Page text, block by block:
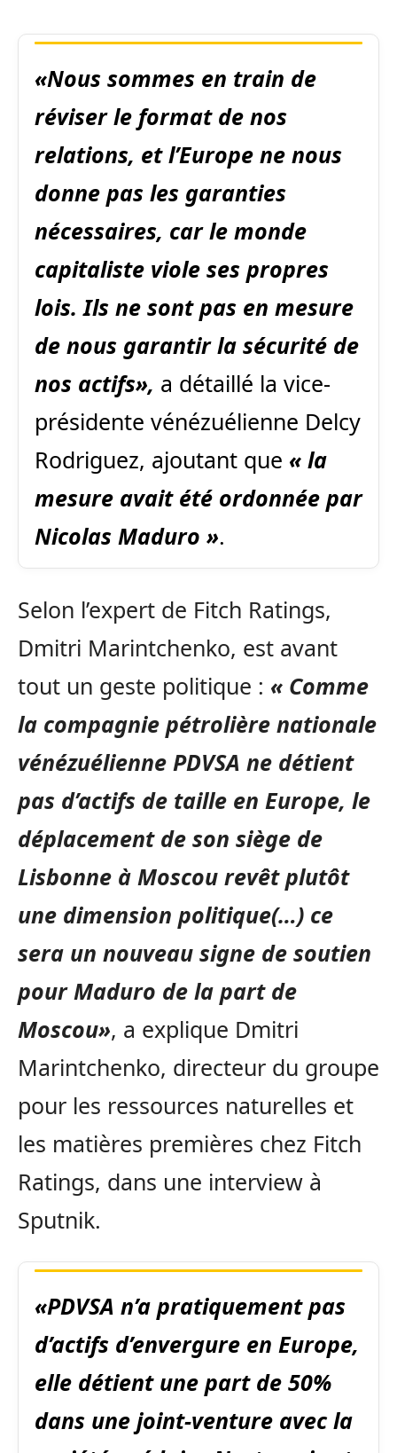
«Nous sommes en train de
réviser le format de nos
relations, et l’Europe ne nous
donne pas les garanties
nécessaires, car le monde
capitaliste viole ses propres
lois. Ils ne sont pas en mesure
de nous garantir la sécurité de
nos actifs», a détaillé la vice-
présidente vénézuélienne Delcy
Rodriguez, ajoutant que « la
mesure avait été ordonnée par
Nicolas Maduro ».
Selon l’expert de Fitch Ratings,
Dmitri Marintchenko, est avant
tout un geste politique : « Comme
la compagnie pétrolière nationale
vénézuélienne PDVSA ne détient
pas d’actifs de taille en Europe, le
déplacement de son siège de
Lisbonne à Moscou revêt plutôt
une dimension politique(…) ce
sera un nouveau signe de soutien
pour Maduro de la part de
Moscou», a explique Dmitri
Marintchenko, directeur du groupe
pour les ressources naturelles et
les matières premières chez Fitch
Ratings, dans une interview à
Sputnik.
«PDVSA n’a pratiquement pas
d’actifs d’envergure en Europe,
elle détient une part de 50%
dans une joint-venture avec la